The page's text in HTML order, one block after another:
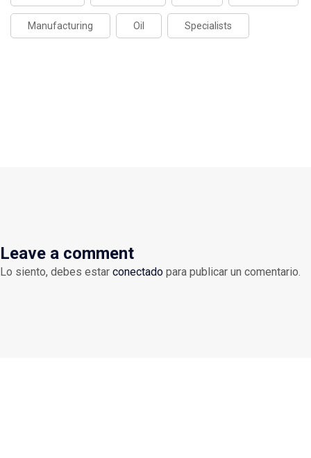
Manufacturing Oil Specialists
Leave a comment
Lo siento, debes estar conectado para publicar un comentario.